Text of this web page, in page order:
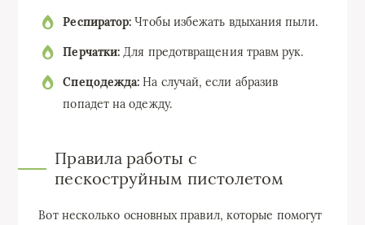
Респиратор: Чтобы избежать вдыхания пыли.
Перчатки: Для предотвращения травм рук.
Спецодежда: На случай, если абразив
попадет на одежду.
Правила работы с
пескоструйным пистолетом
Вот несколько основных правил, которые помогут